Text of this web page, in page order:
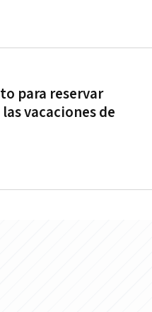
para reservar
vacaciones de